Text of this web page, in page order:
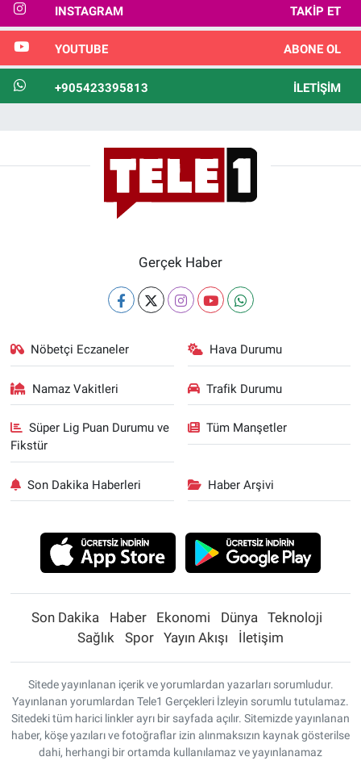
INSTAGRAM TAKIP ET
YOUTUBE ABONE OL
+905423395813 İLETIŞIM
Gerçek Haber
Nöbetçi Eczaneler Hava Durumu
Namaz Vakitleri Trafik Durumu
Süper Lig Puan Durumu ve
Fikstür
Tüm Manşetler
Son Dakika Haberleri Haber Arşivi
Son Dakika Haber Ekonomi Dünya
Teknoloji
Sağlık
Spor Yayın Akışı İletişim
Sitede yayınlanan içerik ve yorumlardan yazarları sorumludur.
Yayınlanan yorumlardan Tele1 Gerçekleri İzleyin sorumlu tutulamaz.
Sitedeki tüm harici linkler ayrı bir sayfada açılır. Sitemizde yayınlanan
haber, köşe yazıları ve fotoğraflar izin alınmaksızın kaynak gösterilse
dahi, herhangi bir ortamda kullanılamaz ve yayınlanamaz